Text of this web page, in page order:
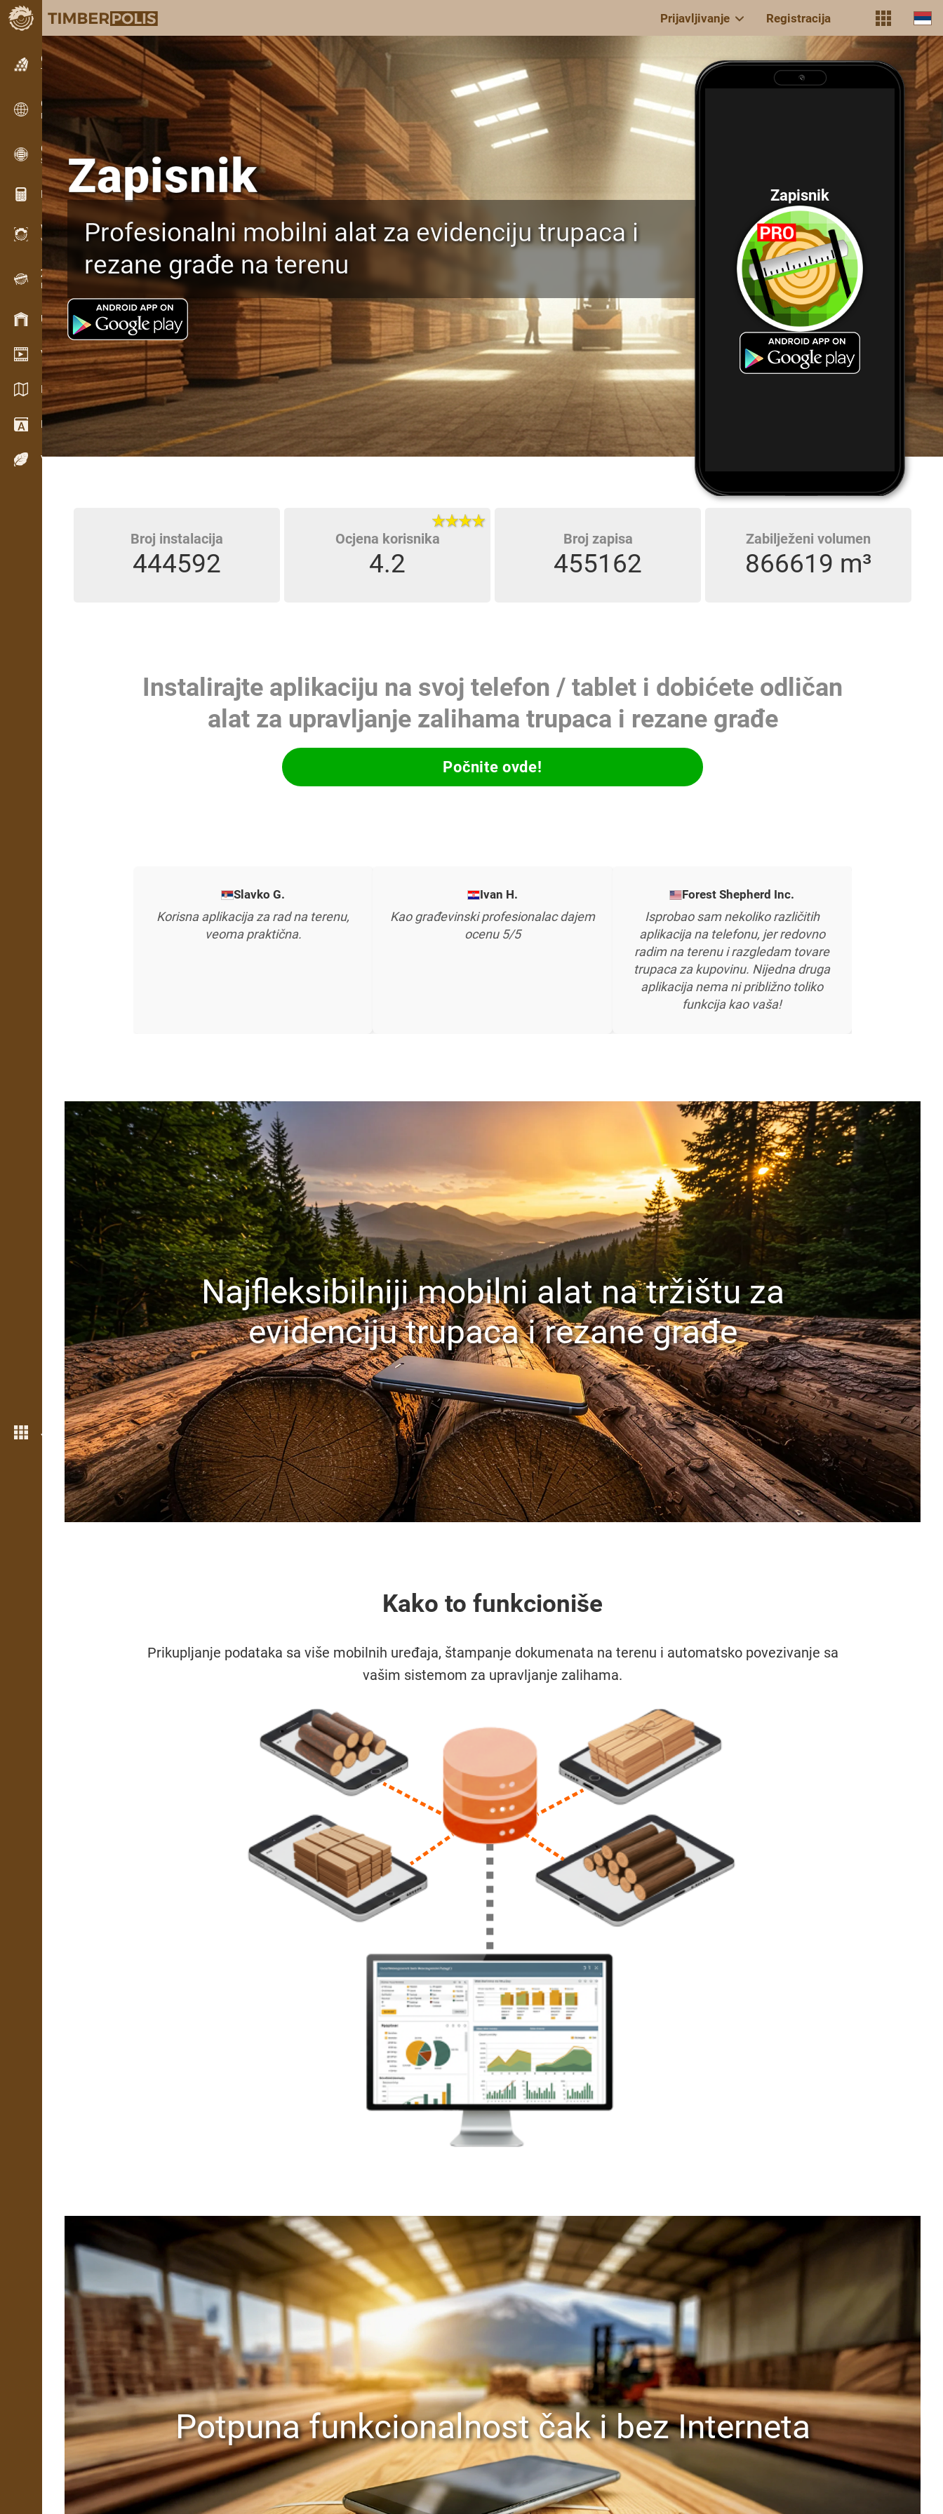
Prijavljivanje Registracija
Oglašavanje
Tekstualne oglase
Oglašavanje
Međunarodni oglasi
OPTI-TIMB
Šeme rezanja
Kalkulatori za drvo
WoodProfi
Volumen drveta s AI
Zapisnik
Evidencija drveta na terenu
Upravljanje zalihama
Video salon
Katalozi / Brošure
Rečnik
Vrste drveta
Još opcija
Zapisnik
Zapisnik
Profesionalni mobilni alat za evidenciju trupaca i
rezane građe na terenu
Broj instalacija
444592
Ocjena korisnika
4.2
Broj zapisa
455162
Zabilježeni volumen
866619 m³
Instalirajte aplikaciju na svoj telefon / tablet i dobićete odličan
alat za upravljanje zalihama trupaca i rezane građe
Počnite ovde!
Tomasz W.
Ova aplikacija je nezamenljiva u pilani,
posebno kada se ne sećamo formule
Ivan H.
Kao građevinski profesionalac dajem
ocenu 5/5
Forest Shepherd Inc.
Isprobao sam nekoliko različitih
aplikacija na telefonu, jer redovno
radim na terenu i razgledam tovare
trupaca za kupovinu. Nijedna druga
aplikacija nema ni približno toliko
funkcija kao vaša!
Najfleksibilniji mobilni alat na tržištu za
evidenciju trupaca i rezane građe
Kako to funkcioniše
Prikupljanje podataka sa više mobilnih uređaja, štampanje dokumenata na terenu i automatsko povezivanje sa
vašim sistemom za upravljanje zalihama.
Potpuna funkcionalnost čak i bez Interneta